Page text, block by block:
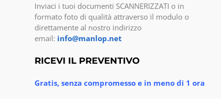
Inviaci i tuoi documenti SCANNERIZZATI o in
formato foto di qualità attraverso il modulo o
direttamente al nostro indirizzo
email: info@manlop.net
RICEVI IL PREVENTIVO
Gratis, senza compromesso e in meno di 1 ora